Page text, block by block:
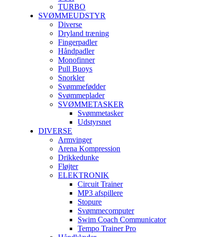
TURBO
SVØMMEUDSTYR
Diverse
Dryland træning
Fingerpadler
Håndpadler
Monofinner
Pull Buoys
Snorkler
Svømmefødder
Svømmeplader
SVØMMETASKER
Svømmetasker
Udstyrsnet
DIVERSE
Armvinger
Arena Kompression
Drikkedunke
Fløjter
ELEKTRONIK
Circuit Trainer
MP3 afspillere
Stopure
Svømmecomputer
Swim Coach Communicator
Tempo Trainer Pro